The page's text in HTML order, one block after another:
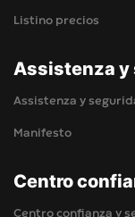
Listino precios
Assistenza y
Assistenza y
Manifesto
Centro
Centro confianza y